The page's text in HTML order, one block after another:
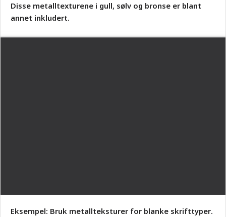
Disse metalltexturene i gull, sølv og bronse er blant
annet inkludert.
Eksempel: Bruk metallteksturer for blanke skrifttyper.